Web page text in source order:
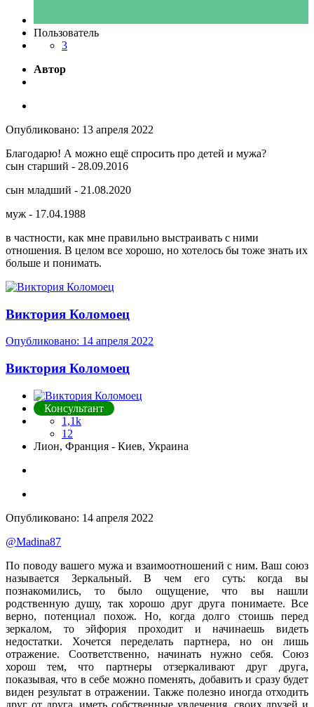
Пользователь
3
Автор
Опубликовано: 13 апреля 2022
Благодарю! А можно ещё спросить про детей и мужа?
сын старший - 28.09.2016
сын младший - 21.08.2020
муж - 17.04.1988
в частности, как мне правильно выстраивать с ними
отношения. В целом все хорошо, но хотелось бы тоже знать их
больше и понимать.
Виктория Коломоец
Опубликовано: 14 апреля 2022
Виктория Коломоец
Консультант
1,1k
12
Лион, Франция - Киев, Украина
Опубликовано: 14 апреля 2022
@Madina87
По поводу вашего мужа и взаимоотношений с ним. Ваш союз
называется Зеркальный. В чем его суть: когда вы
познакомились, то было ощущение, что вы нашли
родственную душу, так хорошо друг друга понимаете. Все
верно, потенциал похож. Но, когда долго стоишь перед
зеркалом, то эйфория проходит и начинаешь видеть
недостатки. Хочется переделать партнера, но он лишь
отражение. Соответственно, начинать нужно себя. Союз
хорош тем, что партнеры отзеркаливают друг друга,
показывая, что в себе можно поменять, добавить и сразу будет
виден результат в отражении. Также полезно иногда отходить
друг от друга, иметь собственные увлечения, своих друзей и